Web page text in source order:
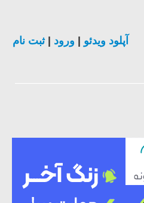
آپلود ویدئو ورود |ثبت نام